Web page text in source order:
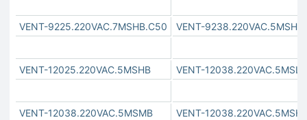
VENT-9225.220VAC.7MSHB.C50 VENT-9238.220VAC.5MSHB
VENT-12025.220VAC.5MSHB VENT-12038.220VAC.5MSLB
VENT-12038.220VAC.5MSMB VENT-